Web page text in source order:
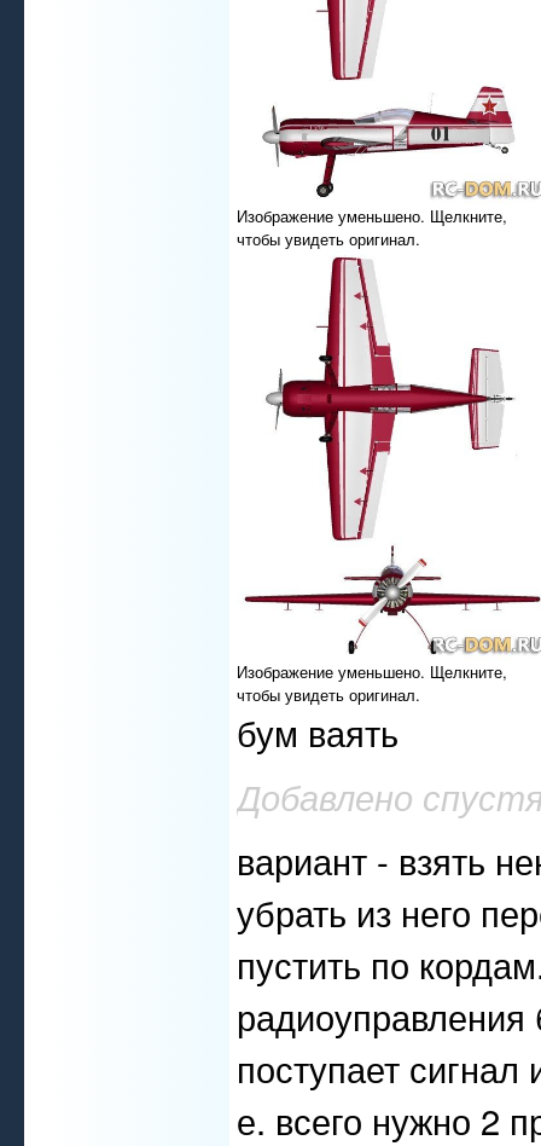
Изображение уменьшено. Щелкните,
чтобы увидеть оригинал.
Изображение уменьшено. Щелкните,
чтобы увидеть оригинал.
бум ваять
Добавлено
вариант - взять
убрать из него
пустить по
поступает
е. всего нужно 2